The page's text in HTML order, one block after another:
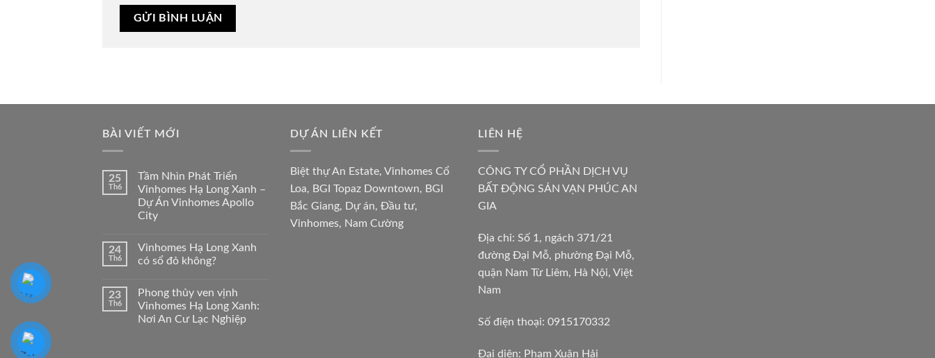
BÀI VIẾT MỚI
25
Th6
Tầm Nhìn Phát Triển
Vinhomes Hạ Long Xanh –
Dự Án Vinhomes Apollo
City
24
Th6
Vinhomes Hạ Long Xanh
có sổ đỏ không?
23
Th6
Phong thủy ven vịnh
Vinhomes Hạ Long Xanh:
Nơi An Cư Lạc Nghiệp
DỰ ÁN LIÊN KẾT
Biệt thự An Estate, Vinhomes Cổ
Loa, BGI Topaz Downtown, BGI
Bắc Giang, Dự án, Đầu tư,
Vinhomes, Nam Cường
LIÊN HỆ
CÔNG TY CỔ PHẦN DỊCH VỤ
BẤT ĐỘNG SẢN VẠN PHÚC AN
GIA
Địa chỉ: Số 1, ngách 371/21
đường Đại Mỗ, phường Đại Mỗ,
quận Nam Từ Liêm, Hà Nội, Việt
Nam
Số điện thoại: 0915170332
Đại diện: Phạm Xuân Hải